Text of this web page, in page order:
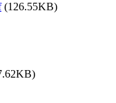
(126.55KB)